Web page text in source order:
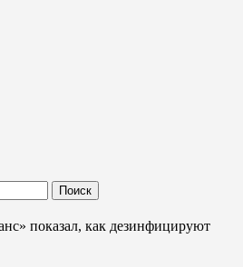
показал, как дезинфицируют